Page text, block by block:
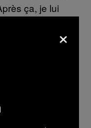
ça, je lui
n’y a pas de
Puis, je lui
les couilles
un doigt dans
fois par
×